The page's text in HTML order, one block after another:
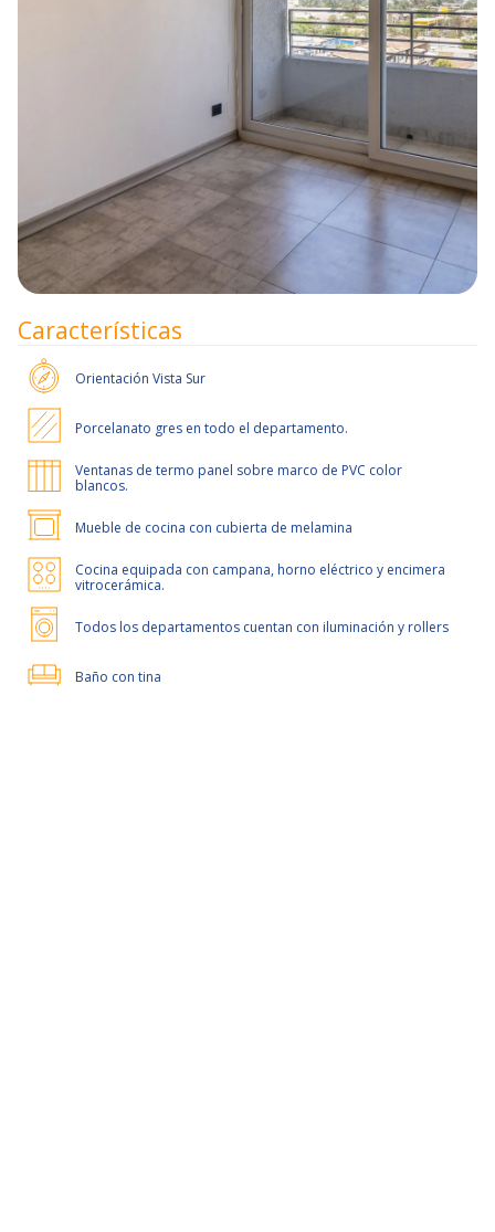
Características
Orientación Vista Sur
Porcelanato gres en todo el departamento.
Ventanas de termo panel sobre marco de PVC color
blancos.
Mueble de cocina con cubierta de melamina
Cocina equipada con campana, horno eléctrico y encimera
vitrocerámica.
Todos los departamentos cuentan con iluminación y rollers
Baño con tina